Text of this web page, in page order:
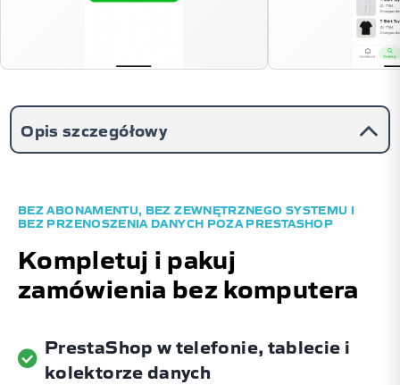
Opis szczegółowy
Kompletuj i pakuj
zamówienia bez komputera
BEZ ABONAMENTU, BEZ ZEWNĘTRZNEGO SYSTEMU I
BEZ PRZENOSZENIA DANYCH POZA PRESTASHOP
PrestaShop w telefonie, tablecie i
kolektorze danych